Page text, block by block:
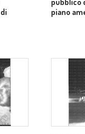
pubblico
piano